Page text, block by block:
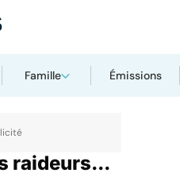
Famille Émissions
santé
raideurs...